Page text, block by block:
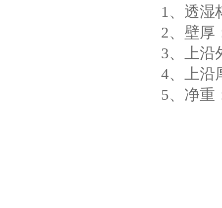
1、透湿
2、 壁厚
3、 上沿
4、 上沿
5、净重